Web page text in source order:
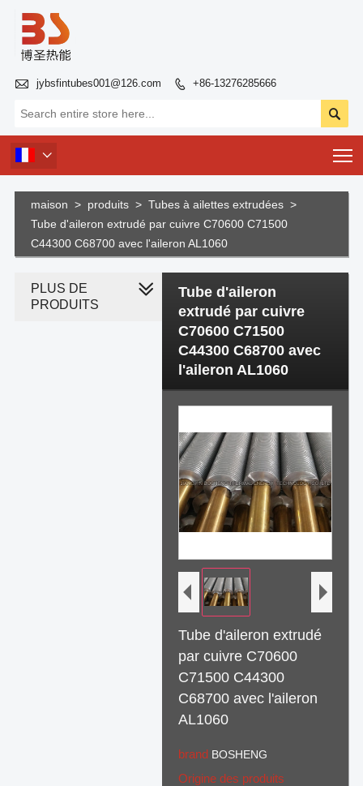
 jybsfintubes001@126.com  +86-13276285666


maison > produits > Tubes à ailettes extrudées >
Tube d'aileron extrudé par cuivre C70600 C71500
C44300 C68700 avec l'aileron AL1060
Tube d'aileron
extrudé par cuivre
C70600 C71500
C44300 C68700 avec
l'aileron AL1060
Tube d'aileron extrudé
par cuivre C70600
C71500 C44300
C68700 avec l'aileron
AL1060
brand BOSHENG
Origine des produits
PLUS DE
PRODUITS